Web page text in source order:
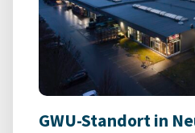
GWU-Standort in